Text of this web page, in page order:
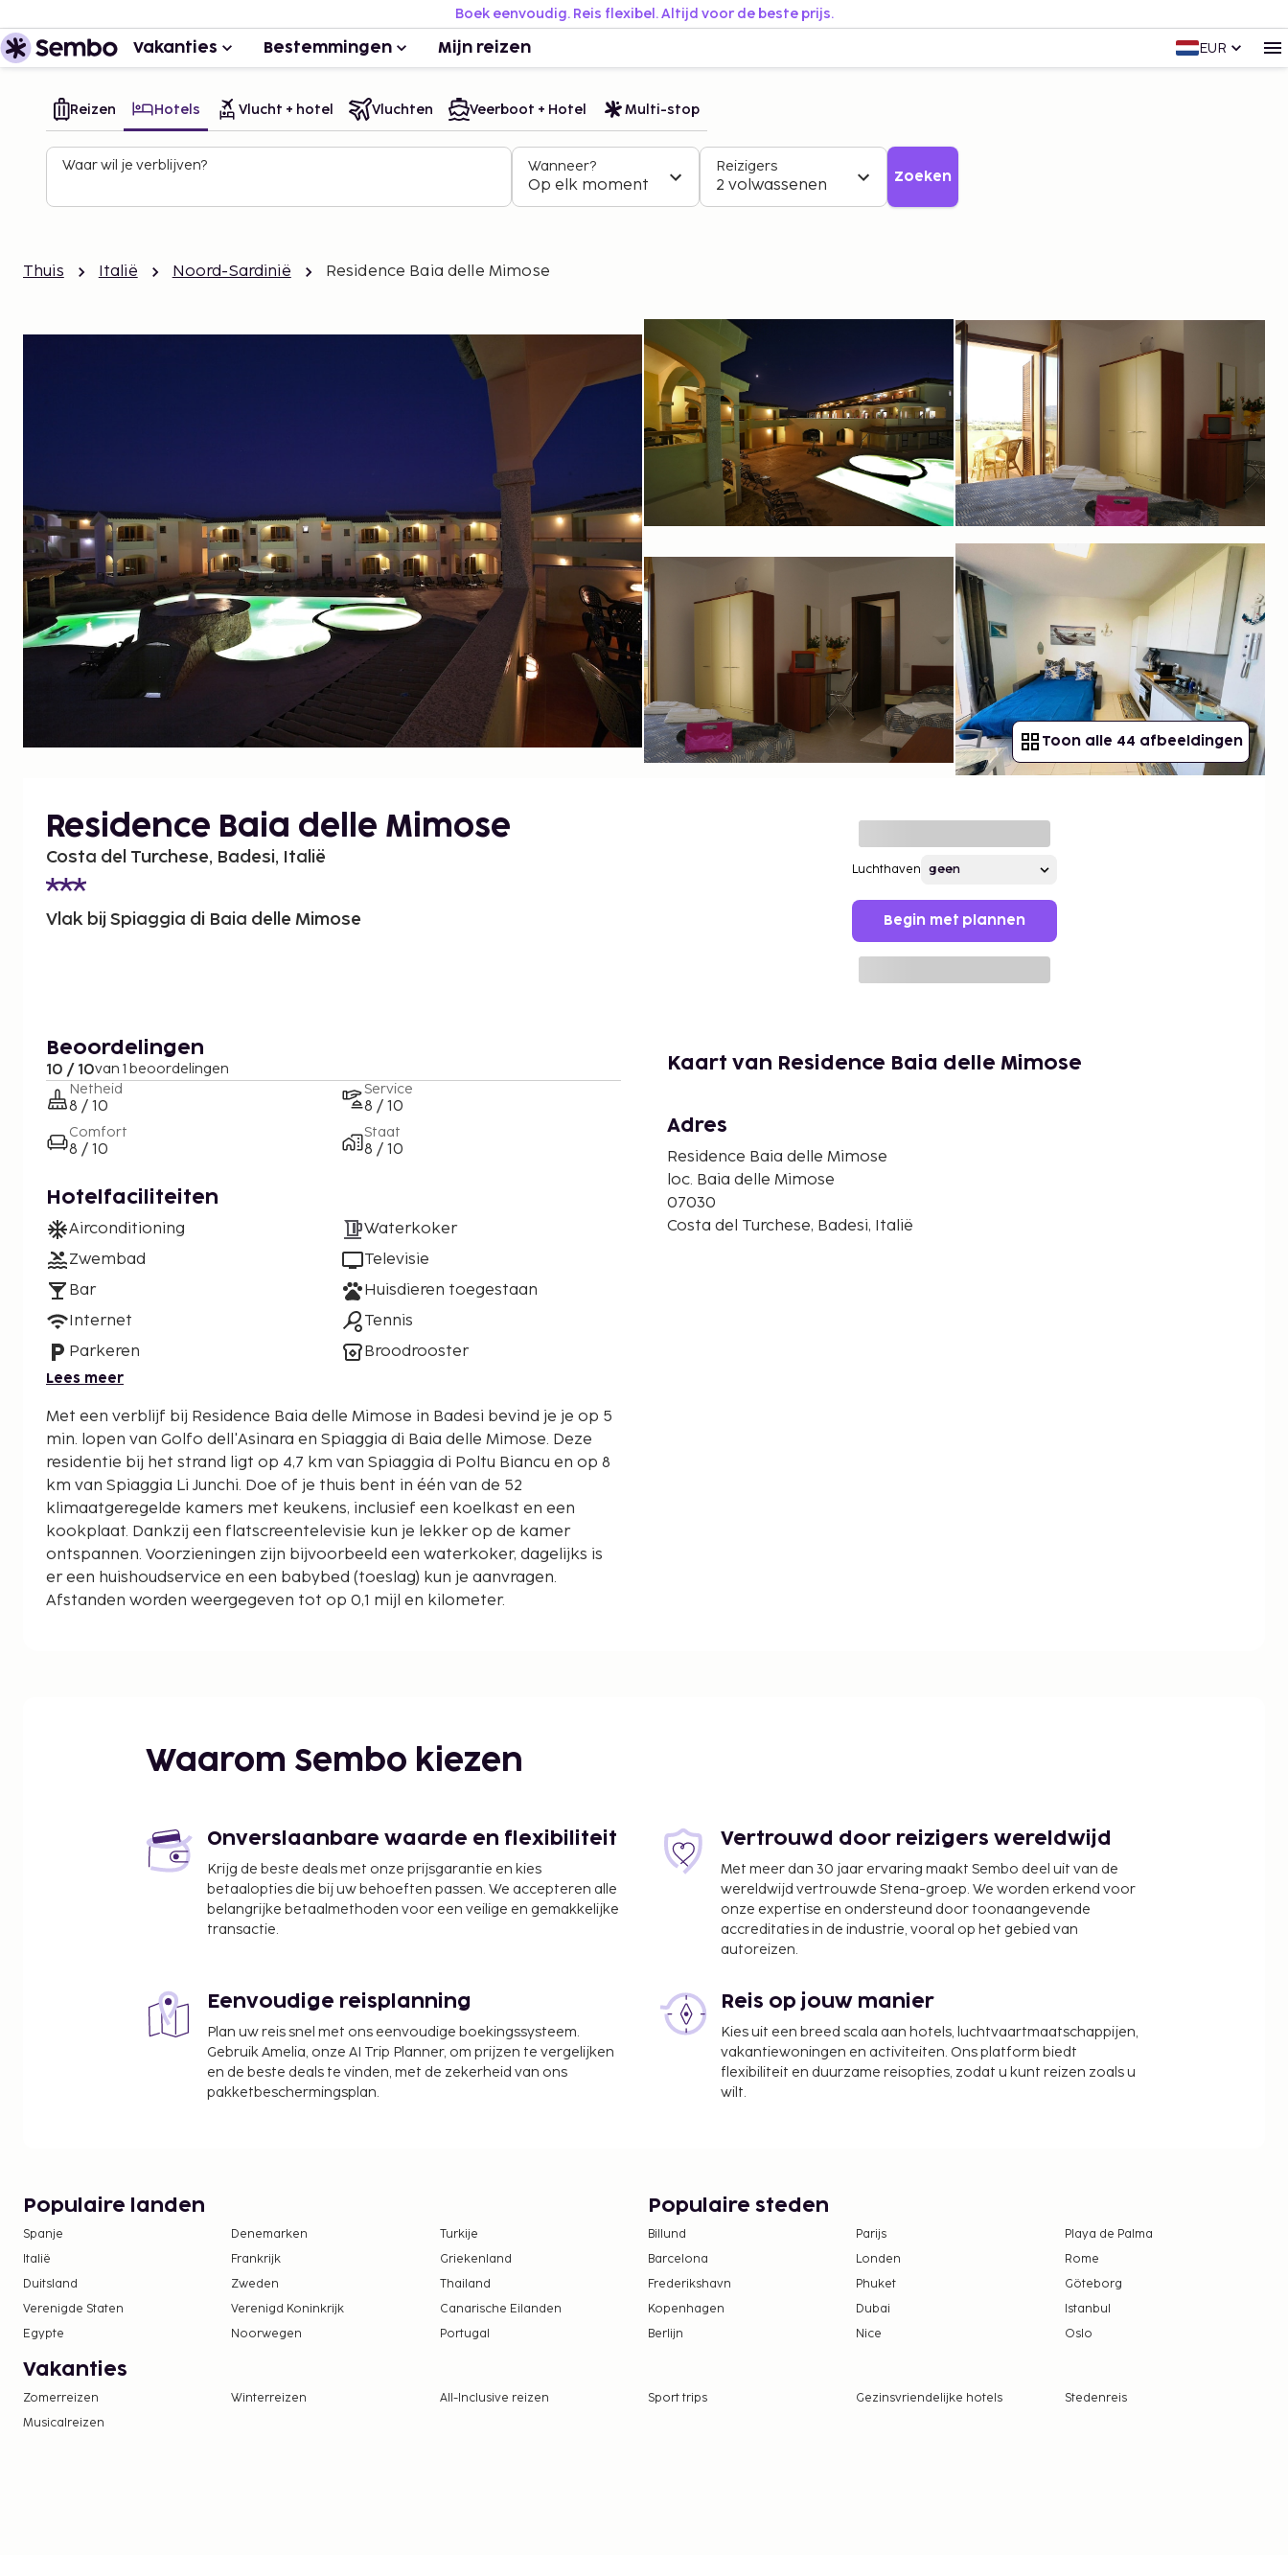
Boek eenvoudig. Reis flexibel. Altijd voor de beste prijs.
Vakanties Bestemmingen Mijn reizen EUR
Reizen Hotels Vlucht + hotel Vluchten Veerboot + Hotel Multi-stop
Waar wil je verblijven? Wanneer?
Op elk moment
Reizigers
2 volwassenen Zoeken
Thuis Italië Noord-Sardinië Residence Baia delle Mimose
Toon alle 44 afbeeldingen
Residence Baia delle Mimose
Costa del Turchese, Badesi, Italië
Vlak bij Spiaggia di Baia delle Mimose
Luchthaven
Begin met plannen
Beoordelingen
10 / 10van 1 beoordelingen
Netheid
8 / 10
Comfort
8 / 10
Service
8 / 10
Staat
8 / 10
Hotelfaciliteiten
Airconditioning
Zwembad
Bar
Internet
Parkeren
Waterkoker
Televisie
Huisdieren toegestaan
Tennis
Broodrooster
Lees meer
Met een verblijf bij Residence Baia delle Mimose in Badesi bevind je je op 5
min. lopen van Golfo dell'Asinara en Spiaggia di Baia delle Mimose. Deze
residentie bij het strand ligt op 4,7 km van Spiaggia di Poltu Biancu en op 8
km van Spiaggia Li Junchi. Doe of je thuis bent in één van de 52
klimaatgeregelde kamers met keukens, inclusief een koelkast en een
kookplaat. Dankzij een flatscreentelevisie kun je lekker op de kamer
ontspannen. Voorzieningen zijn bijvoorbeeld een waterkoker, dagelijks is
er een huishoudservice en een babybed (toeslag) kun je aanvragen.
Afstanden worden weergegeven tot op 0,1 mijl en kilometer.
Spiaggia di Li Mindi - 10,2 km
La Ciaccia Strand - 11,1 km
Aquafantasy - 14,6 km
Strand van La Marinedda - 16,7 km
Roccia dell'Elefante - 16,8 km
Porto Marina Isola Rossa - 17,3 km
Spiaggia Longa - 17,7 km
Alghero (AHO-Fertilia) - 81,8 km
Olbia (OLB-Costa Smeralda) - 95,3 km
Enkele van de voorzieningen zijn een 24-uurs receptie en een lift. Ter
plaatse heb je gratis parkeerplaatsen. Zoek het water op en geniet van
dankzij de lokale shuttlebus (toeslag) een fluitje van een cent. Gasten van
het restaurant of iets halen bij de snackbar/deli. Sluit je dag af met een
drankje in een bar/lounge.
accommodatie in rekening gebracht. Deze belasting wordt per seizoen
aangepast en geldt mogelijk niet het hele jaar lang. Er gelden mogelijk
ook andere uitzonderingen en kortingen. Neem voor meer informatie
Kaart van Residence Baia delle Mimose
Adres
Residence Baia delle Mimose
loc. Baia delle Mimose
07030
Costa del Turchese, Badesi, Italië
Waarom Sembo kiezen
Onverslaanbare waarde en flexibiliteit
Krijg de beste deals met onze prijsgarantie en kies
betaalopties die bij uw behoeften passen. We accepteren alle
belangrijke betaalmethoden voor een veilige en gemakkelijke
transactie.
Vertrouwd door reizigers wereldwijd
Met meer dan 30 jaar ervaring maakt Sembo deel uit van de
wereldwijd vertrouwde Stena-groep. We worden erkend voor
onze expertise en ondersteund door toonaangevende
accreditaties in de industrie, vooral op het gebied van
autoreizen.
Eenvoudige reisplanning
Plan uw reis snel met ons eenvoudige boekingssysteem.
Gebruik Amelia, onze AI Trip Planner, om prijzen te vergelijken
en de beste deals te vinden, met de zekerheid van ons
pakketbeschermingsplan.
Reis op jouw manier
Kies uit een breed scala aan hotels, luchtvaartmaatschappijen,
vakantiewoningen en activiteiten. Ons platform biedt
flexibiliteit en duurzame reisopties, zodat u kunt reizen zoals u
wilt.
Populaire landen
Spanje Denemarken
Turkije
Italië
Frankrijk
Griekenland
Duitsland
Zweden
Thailand
Verenigde Staten
Verenigd Koninkrijk
Canarische Eilanden
Egypte
Noorwegen Portugal
Populaire steden
Billund Parijs
Playa de Palma
Barcelona
Londen
Rome
Frederikshavn
Phuket
Göteborg
Kopenhagen
Dubai
Istanbul
Berlijn
Nice Oslo
Vakanties
Zomerreizen Winterreizen All-Inclusive reizen Sport trips Gezinsvriendelijke hotels
Stedenreis
Musicalreizen